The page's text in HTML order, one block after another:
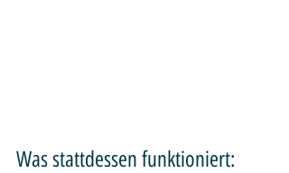
Was stattdessen funktioniert: